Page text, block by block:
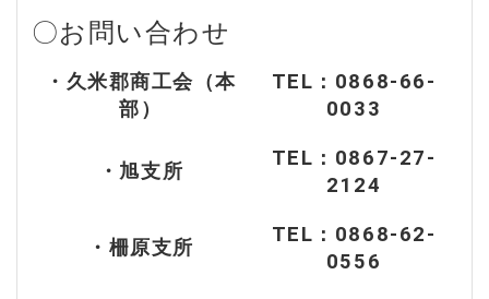
〇お問い合わせ
・久米郡商工会（本
部）
TEL：0868-66-
0033
・旭支所
TEL：0867-27-
2124
・柵原支所
TEL：0868-62-
0556